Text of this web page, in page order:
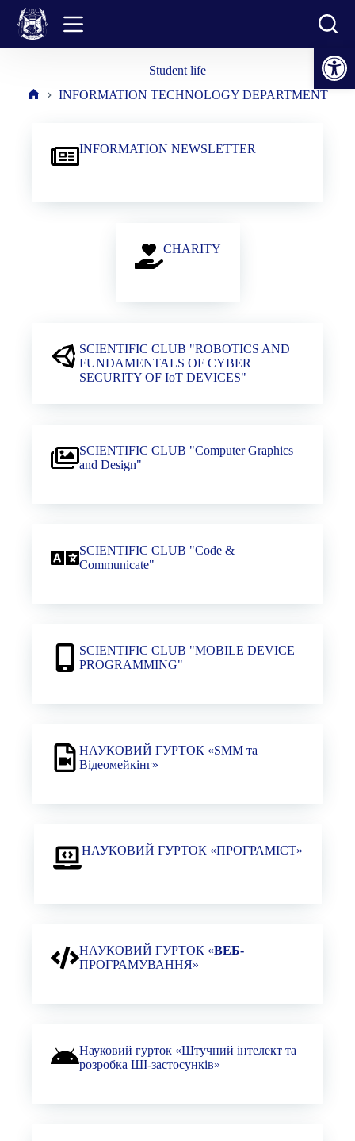
Open toolbar
content
Student life
INFORMATION TECHNOLOGY DEPARTMENT
INFORMATION NEWSLETTER
CHARITY
SCIENTIFIC CLUB "ROBOTICS AND
FUNDAMENTALS OF CYBER
SECURITY OF IoT DEVICES"
SCIENTIFIC CLUB "Computer Graphics
and Design"
SCIENTIFIC CLUB "Code &
Communicate"
SCIENTIFIC CLUB "MOBILE DEVICE
PROGRAMMING"
НАУКОВИЙ ГУРТОК «SMM та
Відеомейкінг»
НАУКОВИЙ ГУРТОК «ПРОГРАМІСТ»
НАУКОВИЙ ГУРТОК «ВЕБ-
ПРОГРАМУВАННЯ»
Науковий гурток «Штучний інтелект та
розробка ШІ-застосунків»